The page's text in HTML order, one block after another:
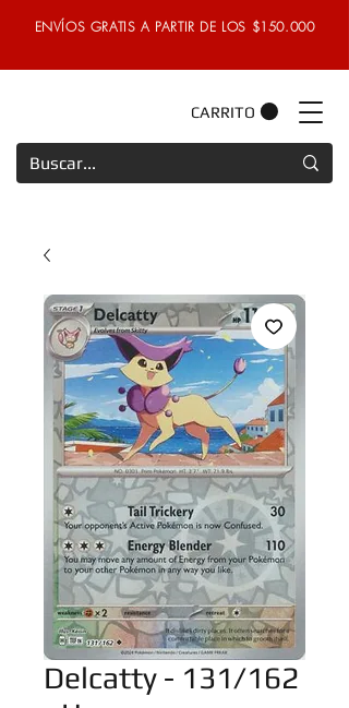
ENVÍOS GRATIS A PARTIR DE LOS $150.000
CARRITO
Delcatty - 131/162